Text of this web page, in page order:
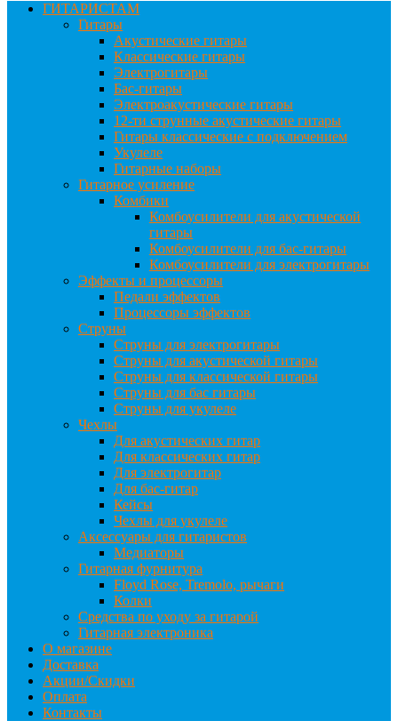
ГИТАРИСТАМ
Гитары
Акустические гитары
Классические гитары
Электрогитары
Бас-гитары
Электроакустические гитары
12-ти струнные акустические гитары
Гитары классические с подключением
Укулеле
Гитарные наборы
Гитарное усиление
Комбики
Комбоусилители для акустической
гитары
Комбоусилители для бас-гитары
Комбоусилители для электрогитары
Эффекты и процессоры
Педали эффектов
Процессоры эффектов
Струны
Струны для электрогитары
Струны для акустической гитары
Струны для классической гитары
Струны для бас гитары
Струны для укулеле
Чехлы
Для акустических гитар
Для классических гитар
Для электрогитар
Для бас-гитар
Кейсы
Чехлы для укулеле
Аксессуары для гитаристов
Медиаторы
Гитарная фурнитура
Floyd Rose, Tremolo, рычаги
Колки
Средства по уходу за гитарой
Гитарная электроника
О магазине
Доставка
Акции/Скидки
Оплата
Контакты